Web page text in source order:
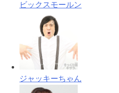
ビックスモールン
ジャッキーちゃん